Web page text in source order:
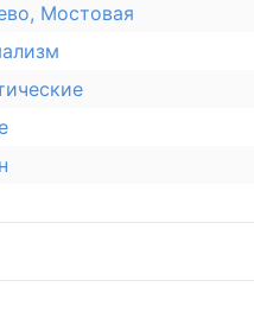
Мостовая